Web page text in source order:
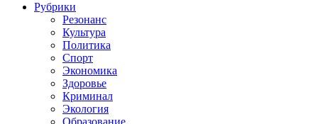
Рубрики
Резонанс
Культура
Политика
Спорт
Экономика
Здоровье
Криминал
Экология
Образование